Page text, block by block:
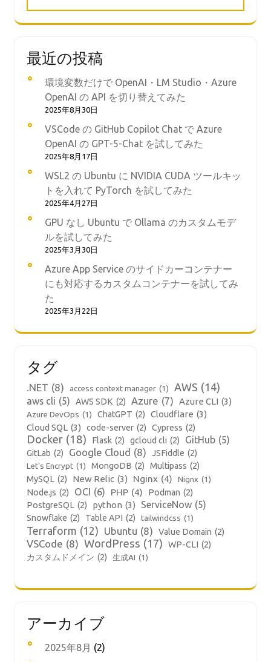
最近の投稿
環境変数だけで OpenAI・LM Studio・Azure
OpenAI の API を切り替えてみた
2025年8月30日
VSCode の GitHub Copilot Chat で Azure
OpenAI の GPT-5-Chat を試してみた
2025年8月17日
WSL2 の Ubuntu に NVIDIA CUDA ツールキッ
トを入れて PyTorch を試してみた
2025年4月27日
GPU なし Ubuntu で Ollama のカスタムモデ
ルを試してみた
2025年3月30日
Azure App Service のサイドカーコンテナー
にも対応するカスタムコンテナーを試してみ
た
2025年3月22日
タグ
.NET (8) access context manager (1) AWS (14)
aws cli (5) AWS SDK (2) Azure (7) Azure CLI (3)
Azure DevOps (1) ChatGPT (2) Cloudflare (3)
Cloud SQL (3) code-server (2) Cypress (2)
Docker (18) Flask (2) gcloud cli (2) GitHub (5)
GitLab (2) Google Cloud (8) JSFiddle (2)
Let's Encrypt (1) MongoDB (2) Multipass (2)
MySQL (2) New Relic (3) Nginx (4) Nignx (1)
Node.js (2) OCI (6) PHP (4) Podman (2)
PostgreSQL (2) python (3) ServiceNow (5)
Snowflake (2) Table API (2) tailwindcss (1)
Terraform (12) Ubuntu (8) Value Domain (2)
VSCode (8) WordPress (17) WP-CLI (2)
カスタムドメイン (2) 生成AI (1)
アーカイブ
2025年8月 (2)